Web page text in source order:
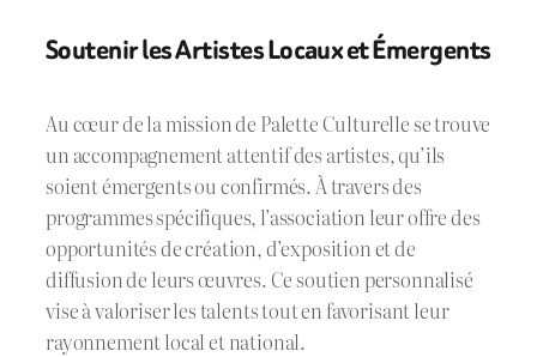
Soutenir les Artistes Locaux et Émergents
Au cœur de la mission de Palette Culturelle se trouve
un accompagnement attentif des artistes, qu’ils
soient émergents ou confirmés. À travers des
programmes spécifiques, l’association leur offre des
opportunités de création, d’exposition et de
diffusion de leurs œuvres. Ce soutien personnalisé
vise à valoriser les talents tout en favorisant leur
rayonnement local et national.